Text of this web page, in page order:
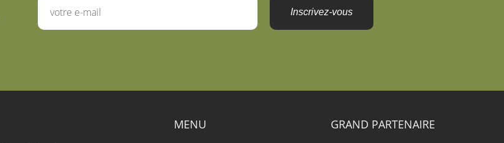
Inscrivez-vous
MENU GRAND PARTENAIRE